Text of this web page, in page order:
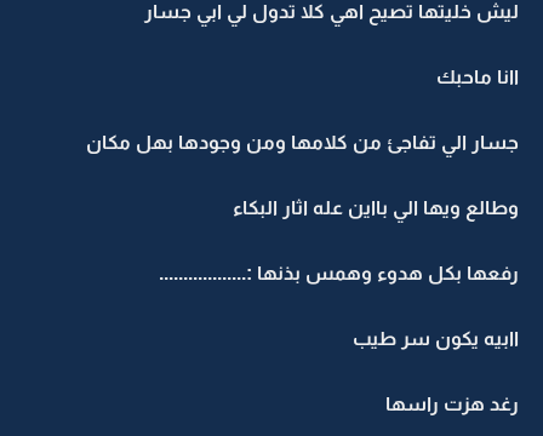
ليش خليتها تصيح اهي كلا تدول لي ابي جسار
اانا ماحبك
جسار الي تفاجئ من كلامها ومن وجودها بهل مكان
وطالع ويها الي بااين عله اثار البكاء
رفعها بكل هدوء وهمس بذنها :..................
اابيه يكون سر طيب
رغد هزت راسها